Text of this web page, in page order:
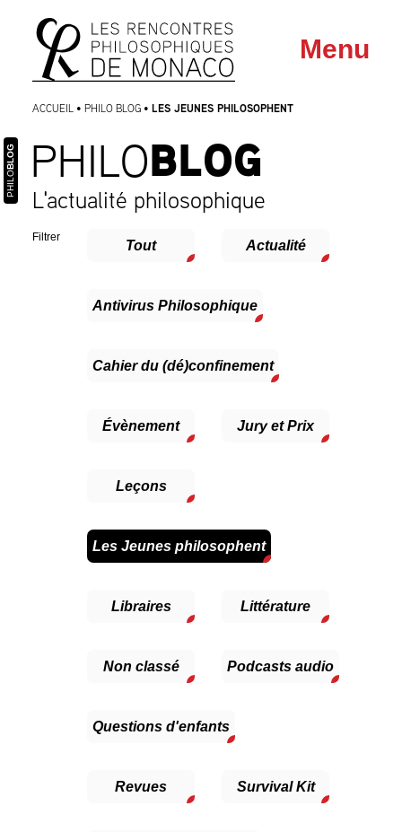
Aller
au
menu
Aller au
contenu
Menu
ACCUEIL • PHILO BLOG • LES JEUNES PHILOSOPHENT
PHILOBLOG
L'actualité philosophique
Filtrer
Tout Actualité
Antivirus Philosophique
Cahier du (dé)confinement
Évènement Jury et Prix
Leçons
Les Jeunes philosophent
Libraires Littérature
Non classé Podcasts audio
Questions d'enfants
Revues Survival Kit
PHILO
BLOG